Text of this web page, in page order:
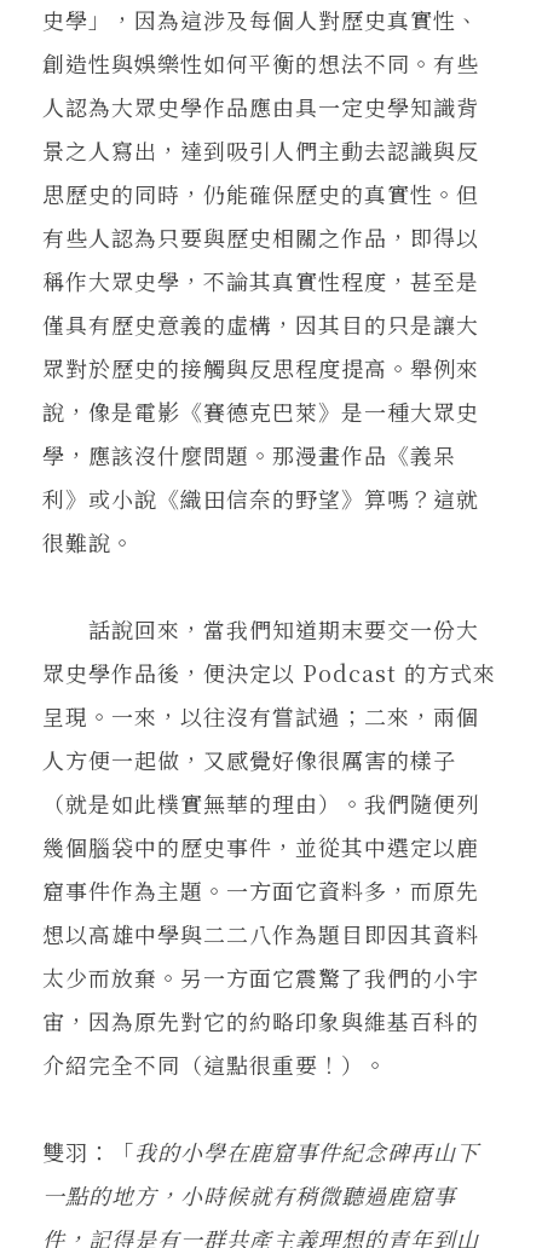
史學」，因為這涉及每個人對歷史真實性、
創造性與娛樂性如何平衡的想法不同。有些
人認為大眾史學作品應由具一定史學知識背
景之人寫出，達到吸引人們主動去認識與反
思歷史的同時，仍能確保歷史的真實性。但
有些人認為只要與歷史相關之作品，即得以
稱作大眾史學，不論其真實性程度，甚至是
僅具有歷史意義的虛構，因其目的只是讓大
眾對於歷史的接觸與反思程度提高。舉例來
說，像是電影《賽德克巴萊》是一種大眾史
學，應該沒什麼問題。那漫畫作品《義呆
利》或小說《織田信奈的野望》算嗎？這就
很難說。
話說回來，當我們知道期末要交一份大
眾史學作品後，便決定以 Podcast 的方式來
呈現。一來，以往沒有嘗試過；二來，兩個
人方便一起做，又感覺好像很厲害的樣子
（就是如此樸實無華的理由）。我們隨便列
幾個腦袋中的歷史事件，並從其中選定以鹿
窟事件作為主題。一方面它資料多，而原先
想以高雄中學與二二八作為題目即因其資料
太少而放棄。另一方面它震驚了我們的小宇
宙，因為原先對它的約略印象與維基百科的
介紹完全不同（這點很重要！）。
雙羽：「我的小學在鹿窟事件紀念碑再山下
一點的地方，小時候就有稍微聽過鹿窟事
件，記得是有一群共產主義理想的青年到山